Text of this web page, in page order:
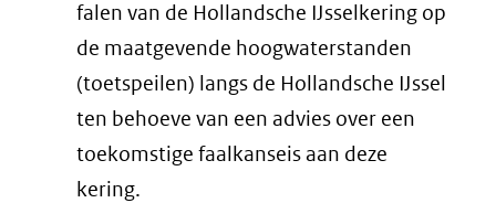
falen van de Hollandsche IJsselkering op
de maatgevende hoogwaterstanden
(toetspeilen) langs de Hollandsche IJssel
ten behoeve van een advies over een
toekomstige faalkanseis aan deze
kering.